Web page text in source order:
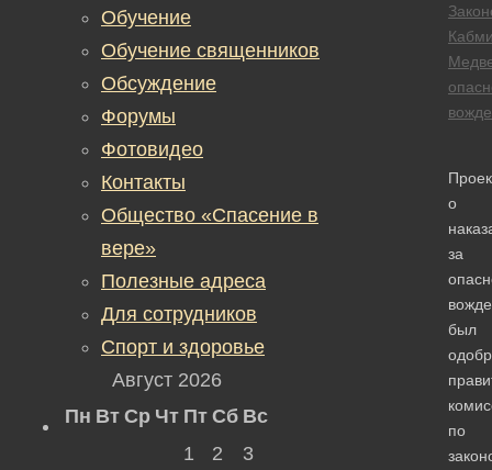
о
за
был
по
Обучение
Обучение священников
Обсуждение
Форумы
Фотовидео
Контакты
Общество «Спасение в
вере»
Полезные адреса
Для сотрудников
Спорт и здоровье
Август 2026
Пн Вт Ср Чт Пт Сб Вс
1
2
3